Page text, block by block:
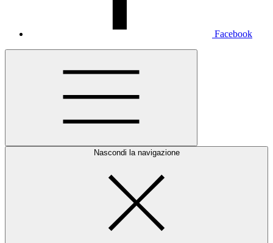
Facebook
Nascondi la navigazione